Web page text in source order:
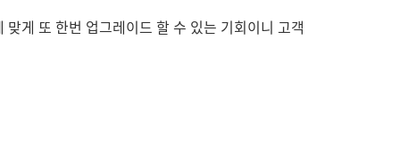
게 또 한번 업그레이드 할 수 있는 기회이니 고객